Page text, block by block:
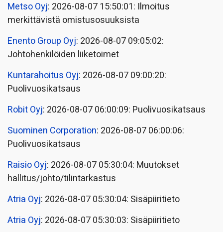
Metso Oyj: 2026-08-07 15:50:01: Ilmoitus
merkittävistä omistusosuuksista
Enento Group Oyj: 2026-08-07 09:05:02:
Johtohenkilöiden liiketoimet
Kuntarahoitus Oyj: 2026-08-07 09:00:20:
Puolivuosikatsaus
Robit Oyj: 2026-08-07 06:00:09: Puolivuosikatsaus
Suominen Corporation: 2026-08-07 06:00:06:
Puolivuosikatsaus
Raisio Oyj: 2026-08-07 05:30:04: Muutokset
hallitus/johto/tilintarkastus
Atria Oyj: 2026-08-07 05:30:04: Sisäpiiritieto
Atria Oyj: 2026-08-07 05:30:03: Sisäpiiritieto